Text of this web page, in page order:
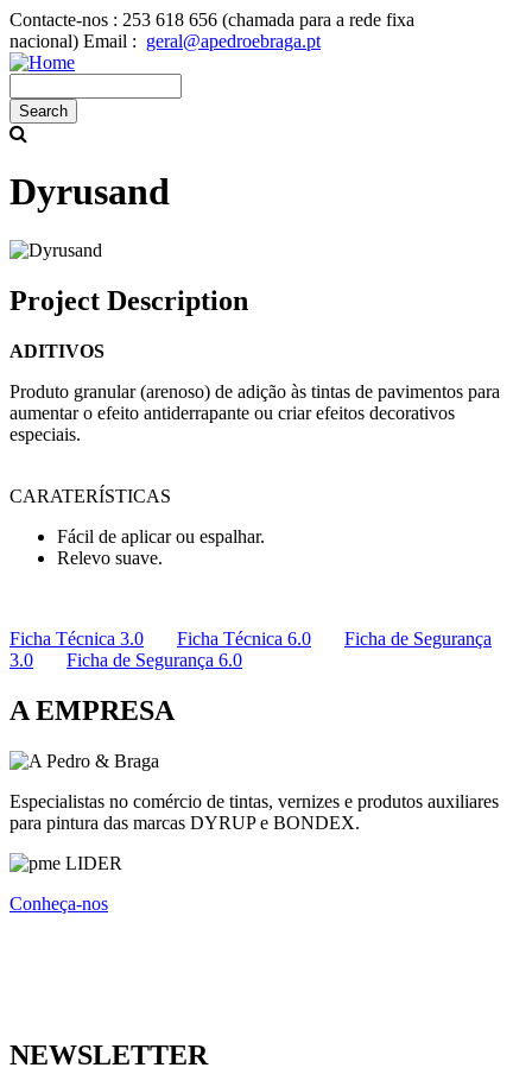
Skip
to
main
Contacte-nos : 253 618 656 (chamada para a rede fixa
nacional) Email : geral@apedroebraga.pt
Dyrusand
Project Description
ADITIVOS
Produto granular (arenoso) de adição às tintas de pavimentos para
aumentar o efeito antiderrapante ou criar efeitos decorativos
especiais.
CARATERÍSTICAS
Fácil de aplicar ou espalhar.
Relevo suave.
Ficha Técnica 3.0 Ficha Técnica 6.0
Ficha de Segurança
3.0
Ficha de Segurança 6.0
A EMPRESA
Especialistas no comércio de tintas, vernizes e produtos auxiliares
para pintura das marcas DYRUP e BONDEX.
Conheça-nos
NEWSLETTER